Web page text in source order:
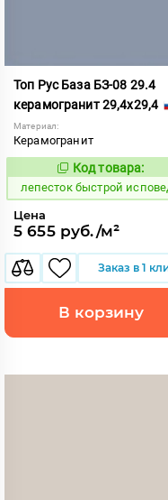
Топ Рус База БЗ-08 29.4
керамогранит 29,4x29,4
Материал:
Керамогранит
860410
Код товара:
лепесток быстрой
Цена
5 655 руб./м²
Заказ в 1
В корзину